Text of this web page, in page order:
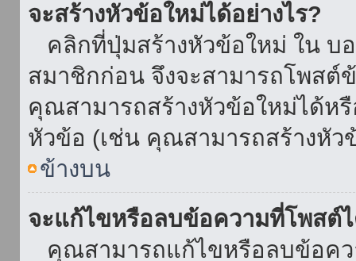
จะสร้างหัวข้อใหม่ได้อย่างไร?
คลิกที่ปุ่มสร้างหัวข้อใหม่ ใน บ
สมาชิกก่อน จึงจะสามารถโพส
คุณสามารถสร้างหัวข้อใหม่ได้ห
หัวข้อ (เช่น คุณสามารถสร้างหั
ข้างบน
จะแก้ไขหรือลบข้อความที่โพสต์ไ
คุณสามารถแก้ไขหรือลบข้อคว